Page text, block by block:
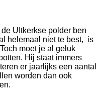
UItkerkse polder ben
helemaal niet te best, is
moet je al geluk
Hij staat immers
er jaarlijks een aantal
worden dan ook